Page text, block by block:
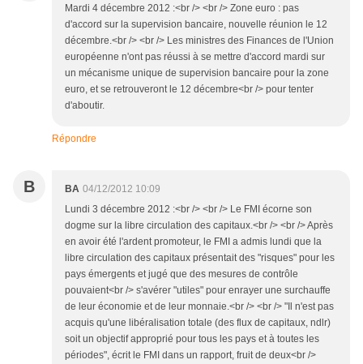
Mardi 4 décembre 2012 :<br /> <br /> Zone euro : pas
d'accord sur la supervision bancaire, nouvelle réunion le 12
décembre.<br /> <br /> Les ministres des Finances de l'Union
européenne n'ont pas réussi à se mettre d'accord mardi sur
un mécanisme unique de supervision bancaire pour la zone
euro, et se retrouveront le 12 décembre<br /> pour tenter
d'aboutir.
Répondre
B BA 04/12/2012 10:09
Lundi 3 décembre 2012 :<br /> <br /> Le FMI écorne son
dogme sur la libre circulation des capitaux.<br /> <br /> Après
en avoir été l'ardent promoteur, le FMI a admis lundi que la
libre circulation des capitaux présentait des "risques" pour les
pays émergents et jugé que des mesures de contrôle
pouvaient<br /> s'avérer "utiles" pour enrayer une surchauffe
de leur économie et de leur monnaie.<br /> <br /> "Il n'est pas
acquis qu'une libéralisation totale (des flux de capitaux, ndlr)
soit un objectif approprié pour tous les pays et à toutes les
périodes", écrit le FMI dans un rapport, fruit de deux<br />